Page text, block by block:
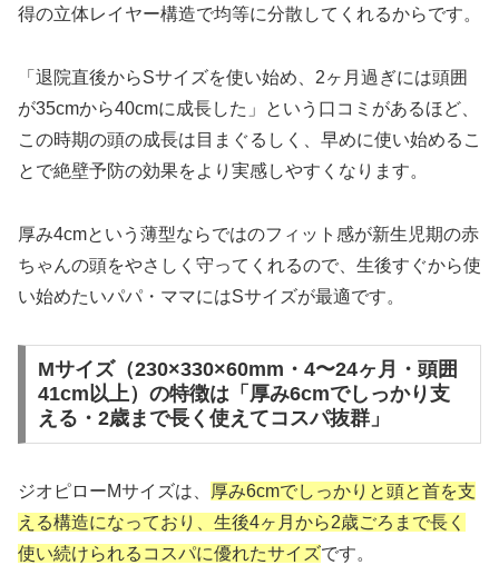
得の立体レイヤー構造で均等に分散してくれるからです。
「退院直後からSサイズを使い始め、2ヶ月過ぎには頭囲
が35cmから40cmに成長した」という口コミがあるほど、
この時期の頭の成長は目まぐるしく、早めに使い始めるこ
とで絶壁予防の効果をより実感しやすくなります。
厚み4cmという薄型ならではのフィット感が新生児期の赤
ちゃんの頭をやさしく守ってくれるので、生後すぐから使
い始めたいパパ・ママにはSサイズが最適です。
Mサイズ（230×330×60mm・4〜24ヶ月・頭囲
41cm以上）の特徴は「厚み6cmでしっかり支
える・2歳まで長く使えてコスパ抜群」
ジオピローMサイズは、
厚み6cmでしっかりと頭と首を支
える構造になっており、生後4ヶ月から2歳ごろまで長く
使い続けられるコスパに優れたサイズです。